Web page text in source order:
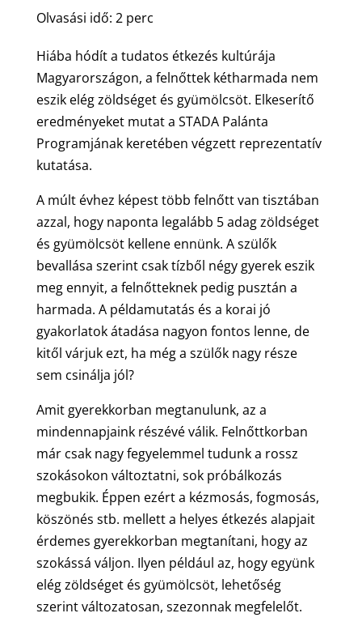
Olvasási idő: 2 perc
Hiába hódít a tudatos étkezés kultúrája
Magyarországon, a felnőttek kétharmada nem
eszik elég zöldséget és gyümölcsöt. Elkeserítő
eredményeket mutat a STADA Palánta
Programjának keretében végzett reprezentatív
kutatása.
A múlt évhez képest több felnőtt van tisztában
azzal, hogy naponta legalább 5 adag zöldséget
és gyümölcsöt kellene ennünk. A szülők
bevallása szerint csak tízből négy gyerek eszik
meg ennyit, a felnőtteknek pedig pusztán a
harmada. A példamutatás és a korai jó
gyakorlatok átadása nagyon fontos lenne, de
kitől várjuk ezt, ha még a szülők nagy része
sem csinálja jól?
Amit gyerekkorban megtanulunk, az a
mindennapjaink részévé válik. Felnőttkorban
már csak nagy fegyelemmel tudunk a rossz
szokásokon változtatni, sok próbálkozás
megbukik. Éppen ezért a kézmosás, fogmosás,
köszönés stb. mellett a helyes étkezés alapjait
érdemes gyerekkorban megtanítani, hogy az
szokássá váljon. Ilyen például az, hogy együnk
elég zöldséget és gyümölcsöt, lehetőség
szerint változatosan, szezonnak megfelelőt.